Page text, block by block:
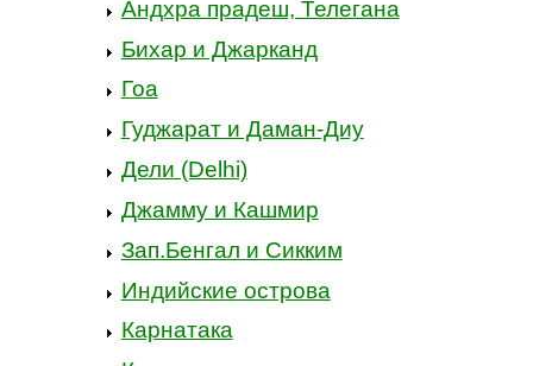
Андхра прадеш, Телегана
Бихар и Джарканд
Гоа
Гуджарат и Даман-Диу
Дели (Delhi)
Джамму и Кашмир
Зап.Бенгал и Сикким
Индийские острова
Карнатака